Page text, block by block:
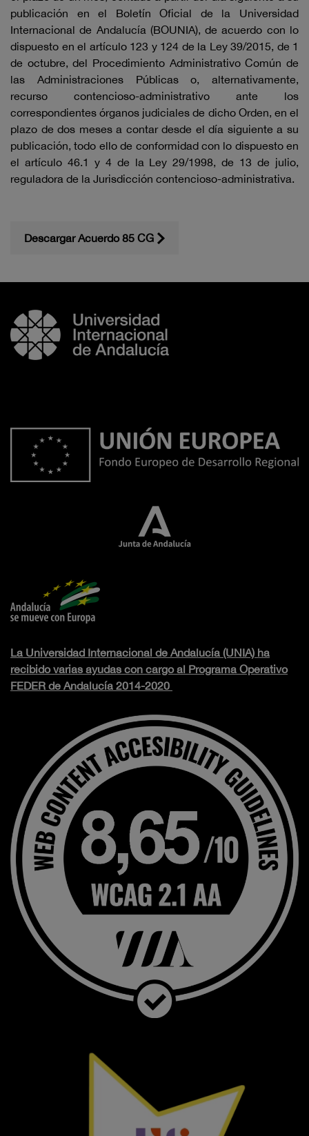
publicación en el Boletín Oficial de la Universidad
Internacional de Andalucía (BOUNIA), de acuerdo con lo
dispuesto en el artículo 123 y 124 de la Ley 39/2015, de 1
de octubre, del Procedimiento Administrativo Común de
las Administraciones Públicas o, alternativamente,
recurso contencioso-administrativo ante los
correspondientes órganos judiciales de dicho Orden, en el
plazo de dos meses a contar desde el día siguiente a su
publicación, todo ello de conformidad con lo dispuesto en
el artículo 46.1 y 4 de la Ley 29/1998, de 13 de julio,
reguladora de la Jurisdicción contencioso-administrativa.
Descargar Acuerdo 85 CG
La Universidad Internacional de Andalucía (UNIA) ha
recibido varias ayudas con cargo al Programa Operativo
FEDER de Andalucía 2014-2020